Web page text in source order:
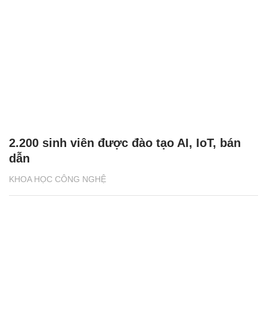
KHOA HỌC CÔNG NGHỆ
2.200 sinh viên được đào tạo AI, IoT, bán
dẫn